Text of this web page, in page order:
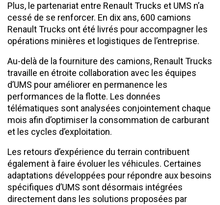
Plus, le partenariat entre Renault Trucks et UMS n’a
cessé de se renforcer. En dix ans, 600 camions
Renault Trucks ont été livrés pour accompagner les
opérations minières et logistiques de l’entreprise.
Au-delà de la fourniture des camions, Renault Trucks
travaille en étroite collaboration avec les équipes
d’UMS pour améliorer en permanence les
performances de la flotte. Les données
télématiques sont analysées conjointement chaque
mois afin d’optimiser la consommation de carburant
et les cycles d’exploitation.
Les retours d’expérience du terrain contribuent
également à faire évoluer les véhicules. Certaines
adaptations développées pour répondre aux besoins
spécifiques d’UMS sont désormais intégrées
directement dans les solutions proposées par